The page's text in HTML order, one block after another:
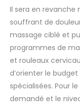
Il sera en revanche
souffrant de
massage ciblé et
programmes de
et rouleaux
d’orienter le
spécialisées. Pour
demandé et le